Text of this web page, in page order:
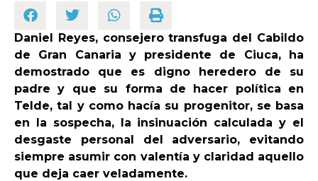
OPINIÓN
PROGRAMAS
Daniel Reyes, consejero transfuga del Cabildo
de Gran Canaria y presidente de Ciuca, ha
demostrado que es digno heredero de su
padre y que su forma de hacer política en
Telde, tal y como hacía su progenitor, se basa
en la sospecha, la insinuación calculada y el
desgaste personal del adversario, evitando
siempre asumir con valentía y claridad aquello
que deja caer veladamente.